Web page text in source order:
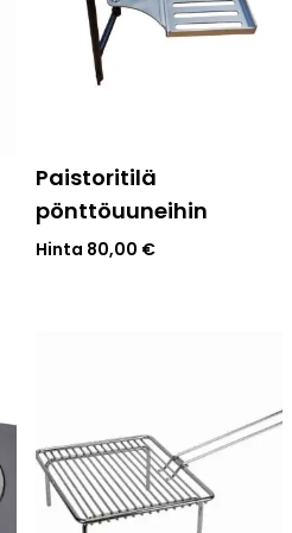
Paistoritilä
pönttöuuneihin
Hinta 80,00 €